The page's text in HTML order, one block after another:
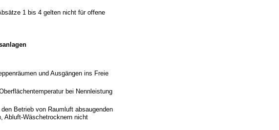
1 bis 4 gelten nicht für offene
und Ausgängen ins Freie
bei Nennleistung
Betrieb von Raumluft absaugenden
Abluft-Wäschetrocknern nicht